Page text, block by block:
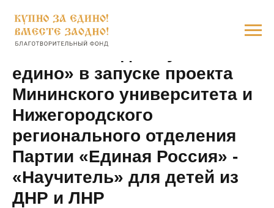
Участие Фонда «Купно за
едино» в запуске проекта
Мининского университета и
Нижегородского
регионального отделения
Партии «Единая Россия» -
«Научитель» для детей из
ДНР и ЛНР